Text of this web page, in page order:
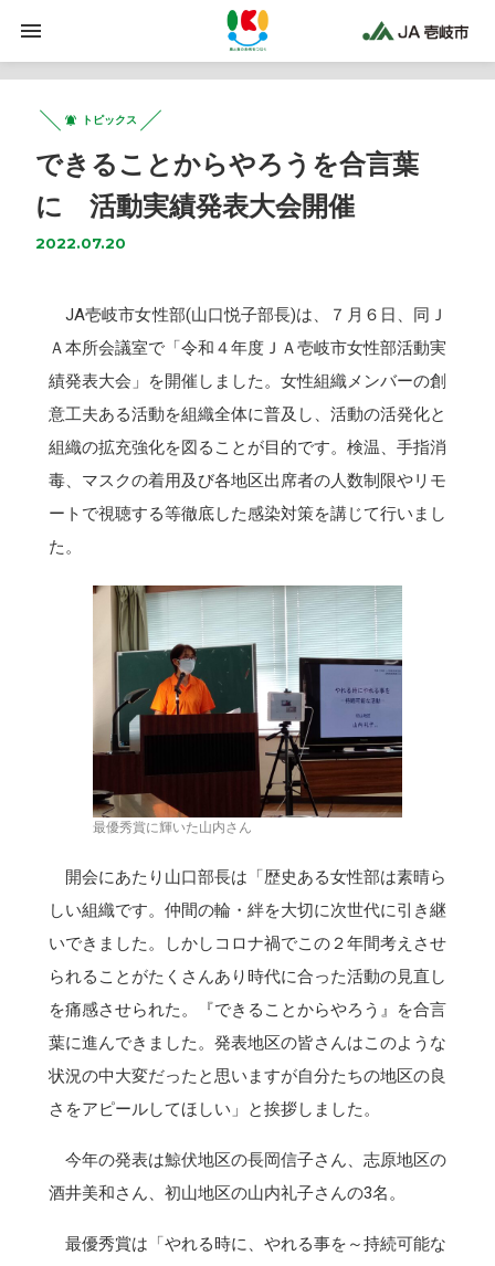
トピックス
できることからやろうを合言葉
に 活動実績発表大会開催
2022.07.20
JA壱岐市女性部(山口悦子部長)は、７月６日、同Ｊ
Ａ本所会議室で「令和４年度ＪＡ壱岐市女性部活動実
績発表大会」を開催しました。女性組織メンバーの創
意工夫ある活動を組織全体に普及し、活動の活発化と
組織の拡充強化を図ることが目的です。検温、手指消
毒、マスクの着用及び各地区出席者の人数制限やリモ
ートで視聴する等徹底した感染対策を講じて行いまし
た。
最優秀賞に輝いた山内さん
開会にあたり山口部長は「歴史ある女性部は素晴ら
しい組織です。仲間の輪・絆を大切に次世代に引き継
いできました。しかしコロナ禍でこの２年間考えさせ
られることがたくさんあり時代に合った活動の見直し
を痛感させられた。『できることからやろう』を合言
葉に進んできました。発表地区の皆さんはこのような
状況の中大変だったと思いますが自分たちの地区の良
さをアピールしてほしい」と挨拶しました。
今年の発表は鯨伏地区の長岡信子さん、志原地区の
酒井美和さん、初山地区の山内礼子さんの3名。
最優秀賞は「やれる時に、やれる事を～持続可能な